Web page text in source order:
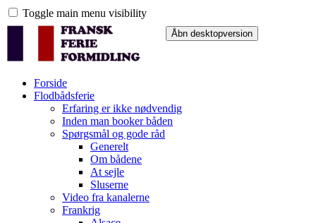
Toggle main menu visibility
Forside
Flodbådsferie
Erfaring er ikke nødvendig
Inden man booker båden
Spørgsmål og gode råd
Generelt
Om bådene
At sejle
Sluserne
Video fra kanalerne
Frankrig